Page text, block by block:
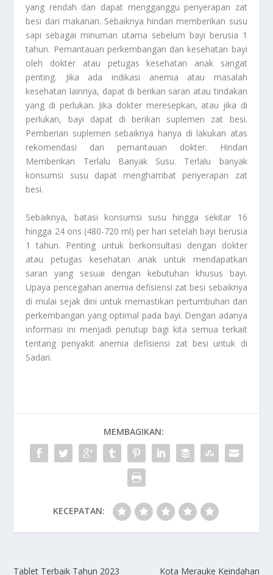
yang rendah dan dapat mengganggu penyerapan zat
besi dari makanan. Sebaiknya hindari memberikan susu
sapi sebagai minuman utama sebelum bayi berusia 1
tahun. Pemantauan perkembangan dan kesehatan bayi
oleh dokter atau petugas kesehatan anak sangat
penting. Jika ada indikasi anemia atau masalah
kesehatan lainnya, dapat di berikan saran atau tindakan
yang di perlukan. Jika dokter meresepkan, atau jika di
perlukan, bayi dapat di berikan suplemen zat besi.
Pemberian suplemen sebaiknya hanya di lakukan atas
rekomendasi dan pemantauan dokter. Hindari
Memberikan Terlalu Banyak Susu. Terlalu banyak
konsumsi susu dapat menghambat penyerapan zat
besi.
Sebaiknya, batasi konsumsi susu hingga sekitar 16
hingga 24 ons (480-720 ml) per hari setelah bayi berusia
1 tahun. Penting untuk berkonsultasi dengan dokter
atau petugas kesehatan anak untuk mendapatkan
saran yang sesuai dengan kebutuhan khusus bayi.
Upaya pencegahan anemia defisiensi zat besi sebaiknya
di mulai sejak dini untuk memastikan pertumbuhan dan
perkembangan yang optimal pada bayi. Dengan adanya
informasi ini menjadi penutup bagi kita semua terkait
tentang penyakit anemia defisiensi zat besi untuk di
Sadari.
MEMBAGIKAN:
KECEPATAN:
Tablet Terbaik Tahun 2023 Kota Merauke Keindahan